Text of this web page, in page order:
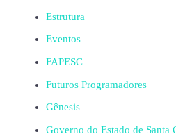
Estrutura
Eventos
FAPESC
Futuros Programadores
Gênesis
Governo do Estado de Santa